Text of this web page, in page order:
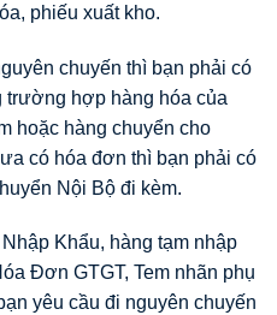
phiếu xuất kho.
chuyến thì bạn phải có
hợp hàng hóa của
hoặc hàng chuyển cho
có hóa đơn thì bạn phải có
Nội Bộ đi kèm.
Khẩu, hàng tạm nhập
Đơn GTGT, Tem nhãn phụ
yêu cầu đi nguyên chuyến